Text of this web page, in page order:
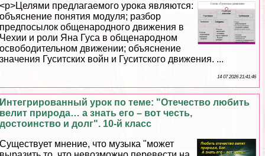
<p>Целями предлагаемого урока являются:
объяснение понятия модуля; разбор
предпосылок общенародного движения в
Чехии и роли Яна Гуса в общенародном
освободительном движении; объяснение
значения Гуситских войн и Гуситского движения. ...
14 07 2026 21:41:46
Интегрированный урок по теме: "Отечество любить
велит природа… а знать его – вот честь,
достоинство и долг". 10-й класс
Существует мнение, что музыка "может